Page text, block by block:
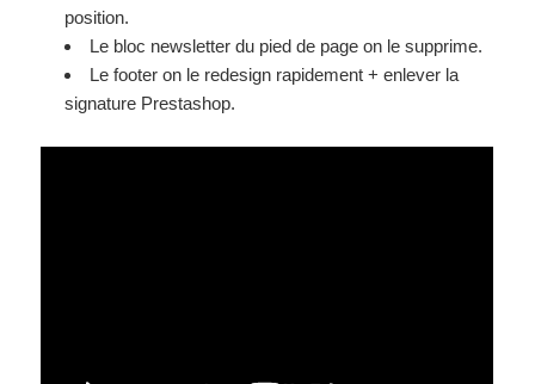
position.
Le bloc newsletter du pied de page on le supprime.
Le footer on le redesign rapidement + enlever la
signature Prestashop.